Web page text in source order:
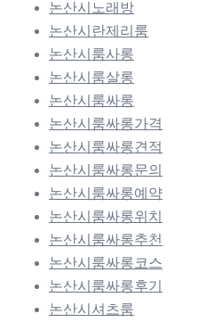
논산시노래방
논산시란제리룸
논산시룸사롱
논산시룸살롱
논산시룸싸롱
논산시룸싸롱가격
논산시룸싸롱견적
논산시룸싸롱문의
논산시룸싸롱예약
논산시룸싸롱위치
논산시룸싸롱추천
논산시룸싸롱코스
논산시룸싸롱후기
논산시셔츠룸